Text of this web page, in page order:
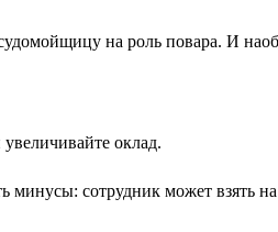
на роль повара. И
оклад.
минусы: сотрудник может взять